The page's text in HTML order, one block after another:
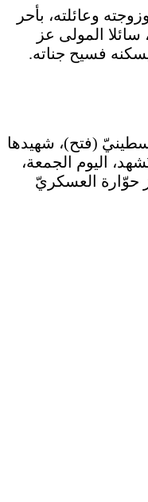
وعائلته، بأحر
المولى عز
فسيح جناته.
(فتح)، شهيدها
اليوم الجمعة،
حوّارة العسكريّ